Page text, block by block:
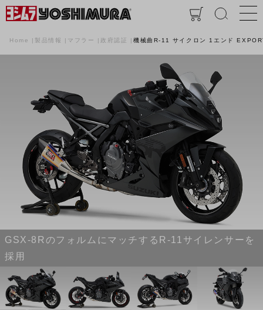
Home 製品情報 マフラー 政府認証 機械曲R-11 サイクロン 1エンド
GSX-8RのフォルムにマッチするR-11サイレンサーを
採用